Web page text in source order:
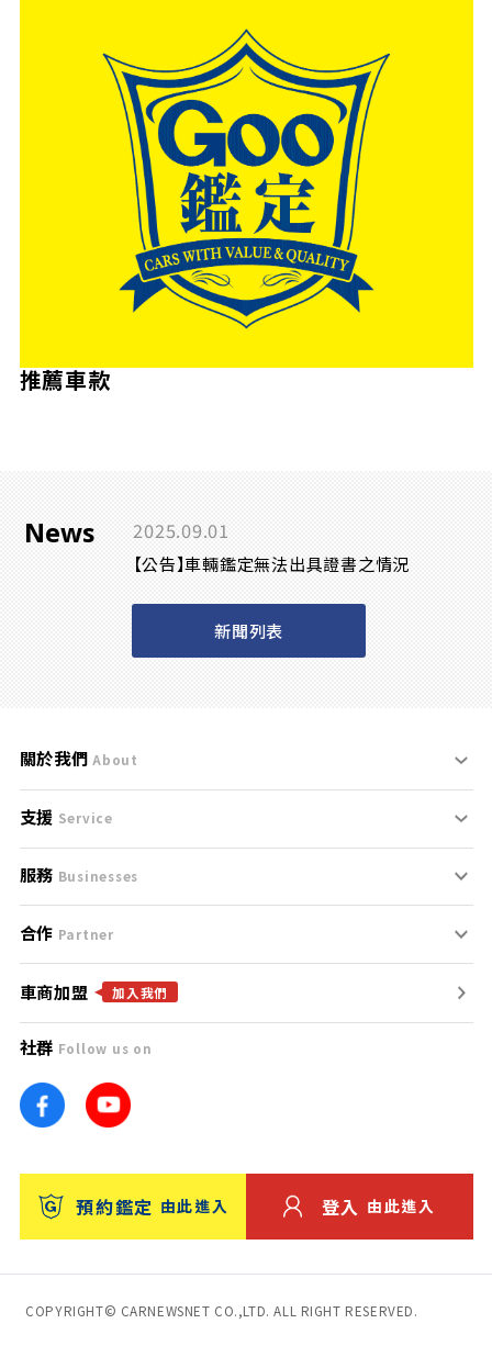
推薦車款
News 2025.09.01
【公告】車輛鑑定無法出具證書之情況
新聞列表
關於我們 About
刊登規範
服務條款
免責聲明
隱私權政策
團隊
車訊網
台灣優良中古車商大獎
支援 Service
支援中心
聯絡我們
服務 Businesses
什麼是Goo鑑定？
找好車
找好店
找海外車
消費者評價
保固
合作 Partner
合作夥伴
廣告合作
車商加盟 加入我們
社群 Follow us on
預約鑑定 由此進入 登入 由此進入
COPYRIGHT© CARNEWSNET CO.,LTD. ALL RIGHT RESERVED.